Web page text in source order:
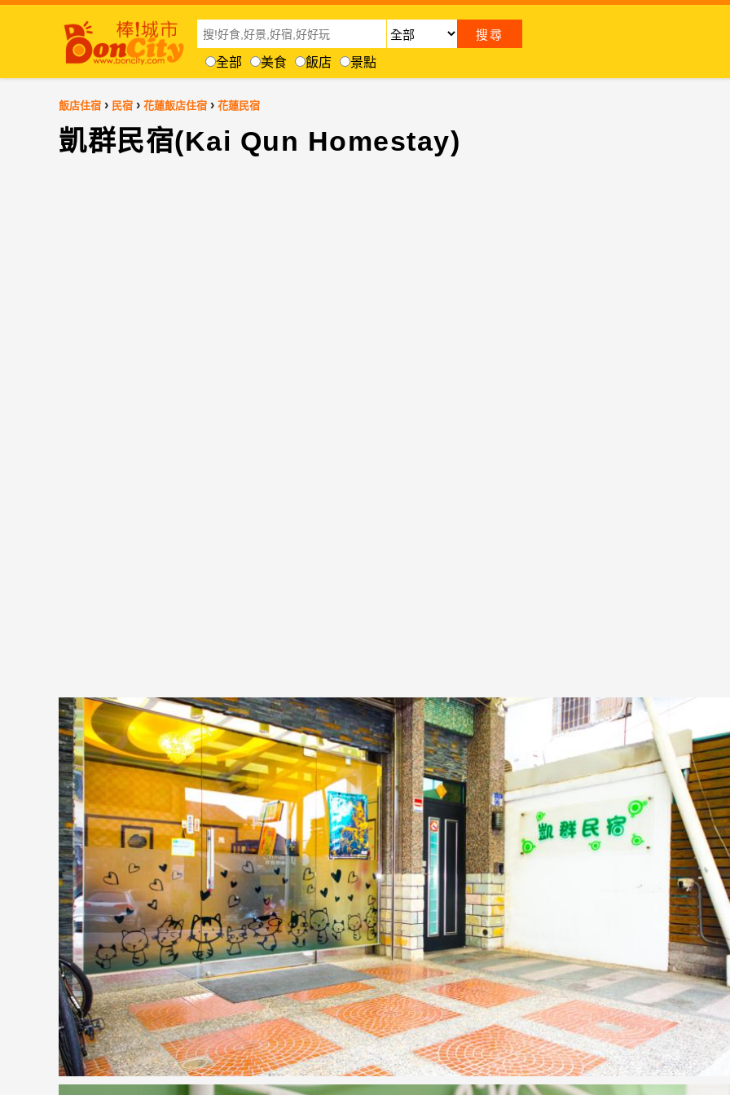
全部 美食 飯店 景點
飯店住宿 › 民宿 › 花蓮飯店住宿 › 花蓮民宿
凱群民宿(Kai Qun Homestay)